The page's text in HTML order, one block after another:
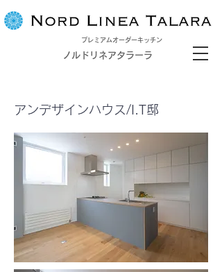
プレミアムオーダーキッチン
ノルドリネアタラーラ
アンデザインハウス/I.T邸